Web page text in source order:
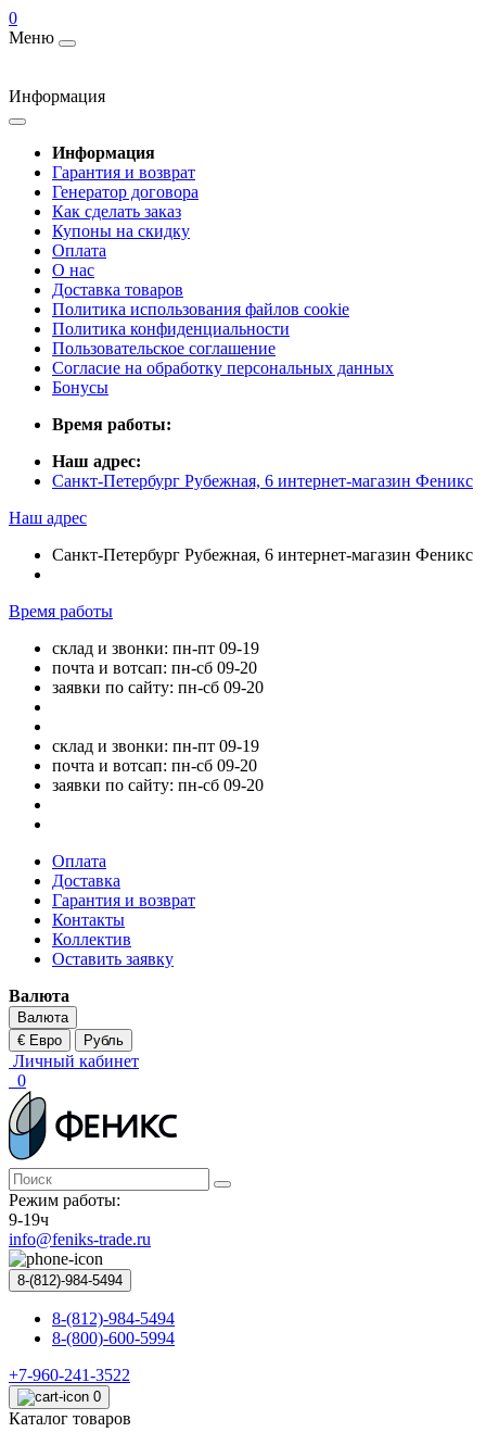
0
Меню
Информация
Информация
Гарантия и возврат
Генератор договора
Как сделать заказ
Купоны на скидку
Оплата
О нас
Доставка товаров
Политика использования файлов cookie
Политика конфиденциальности
Пользовательское соглашение
Согласие на обработку персональных данных
Бонусы
Время работы:
Наш адрес:
Санкт-Петербург Рубежная, 6 интернет-магазин Феникс
Наш адрес
Санкт-Петербург Рубежная, 6 интернет-магазин Феникс
Время работы
склад и звонки: пн-пт 09-19
почта и вотсап: пн-сб 09-20
заявки по сайту: пн-сб 09-20
склад и звонки: пн-пт 09-19
почта и вотсап: пн-сб 09-20
заявки по сайту: пн-сб 09-20
Оплата
Доставка
Гарантия и возврат
Контакты
Коллектив
Оставить заявку
Валюта
Валюта
€ Евро
Рубль
Личный кабинет
0
Режим работы:
9-19ч
info@feniks-trade.ru
8-(812)-984-5494
8-(812)-984-5494
8-(800)-600-5994
+7-960-241-3522
0
Каталог товаров